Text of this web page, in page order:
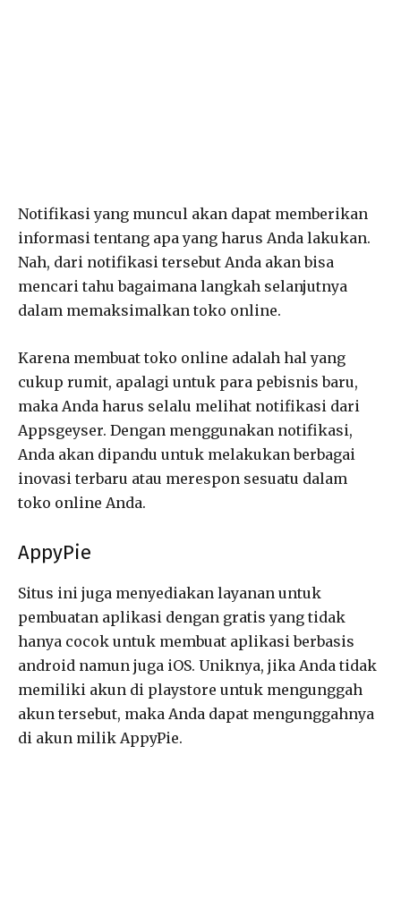
Notifikasi yang muncul akan dapat memberikan
informasi tentang apa yang harus Anda lakukan.
Nah, dari notifikasi tersebut Anda akan bisa
mencari tahu bagaimana langkah selanjutnya
dalam memaksimalkan toko online.
Karena membuat toko online adalah hal yang
cukup rumit, apalagi untuk para pebisnis baru,
maka Anda harus selalu melihat notifikasi dari
Appsgeyser. Dengan menggunakan notifikasi,
Anda akan dipandu untuk melakukan berbagai
inovasi terbaru atau merespon sesuatu dalam
toko online Anda.
AppyPie
Situs ini juga menyediakan layanan untuk
pembuatan aplikasi dengan gratis yang tidak
hanya cocok untuk membuat aplikasi berbasis
android namun juga iOS. Uniknya, jika Anda tidak
memiliki akun di playstore untuk mengunggah
akun tersebut, maka Anda dapat mengunggahnya
di akun milik AppyPie.